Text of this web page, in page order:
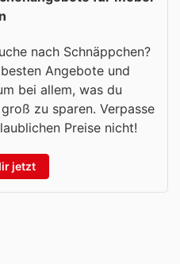
nach Schnäppchen?
Angebote und
bei allem, was du
zu sparen. Verpasse
Preise nicht!
jetzt